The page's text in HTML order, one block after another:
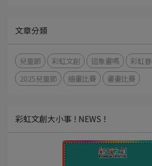
文章分類
兒童節 彩虹文創 這象畫嗎
彩虹
2025兒童節
繪畫比賽 畫畫比賽
彩虹文創大小事 ! NEWS !